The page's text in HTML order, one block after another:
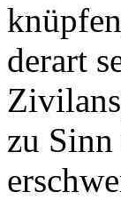
derart
zu